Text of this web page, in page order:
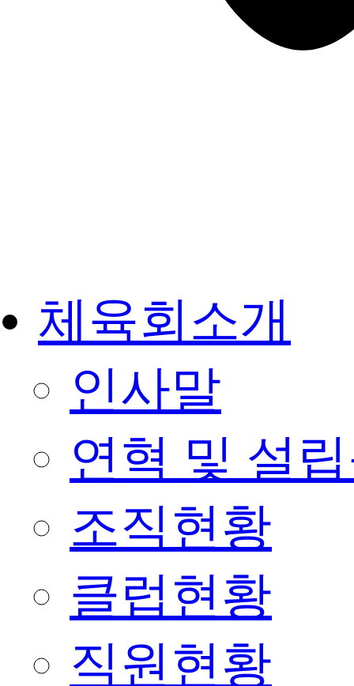
체육회소개
인사말
연혁 및 설
조직현황
클럽현황
직원현황